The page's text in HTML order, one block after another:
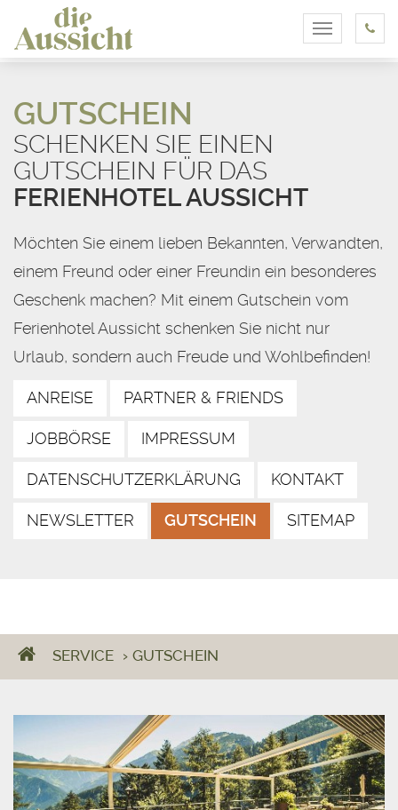
GUTSCHEIN
SCHENKEN SIE EINEN
GUTSCHEIN FÜR DAS
FERIENHOTEL AUSSICHT
Möchten Sie einem lieben Bekannten, Verwandten,
einem Freund oder einer Freundin ein besonderes
Geschenk machen? Mit einem Gutschein vom
Ferienhotel Aussicht schenken Sie nicht nur
Urlaub, sondern auch Freude und Wohlbefinden!
ANREISE PARTNER & FRIENDS
JOBBÖRSE IMPRESSUM
DATENSCHUTZERKLÄRUNG KONTAKT
NEWSLETTER GUTSCHEIN SITEMAP
SERVICE › GUTSCHEIN
Toggle
navigation